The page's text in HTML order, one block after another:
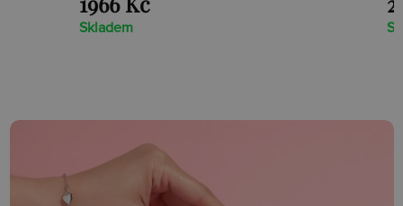
Skladem Skladem